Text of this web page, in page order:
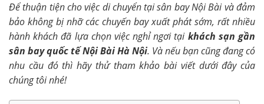
Để thuận tiện cho việc di chuyển tại sân bay Nội Bài và đảm
bảo không bị nhỡ các chuyến bay xuất phát sớm, rất nhiều
hành khách đã lựa chọn việc nghỉ ngơi tại khách sạn gần
sân bay quốc tế Nội Bài Hà Nội. Và nếu bạn cũng đang có
nhu cầu đó thì hãy thử tham khảo bài viết dưới đây của
chúng tôi nhé!